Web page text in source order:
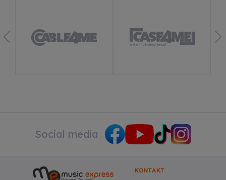
Social media
KONTAKT
Dowiedz się więcej